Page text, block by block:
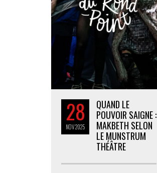
28
NOV2025
QUAND LE
POUVOIR SAIGNE :
MAKBETH SELON
LE MUNSTRUM
THÉÂTRE